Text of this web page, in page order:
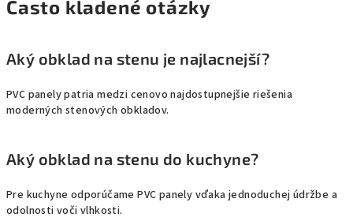
Často kladené otázky
Aký obklad na stenu je najlacnejší?
PVC panely patria medzi cenovo najdostupnejšie riešenia
moderných stenových obkladov.
Aký obklad na stenu do kuchyne?
Pre kuchyne odporúčame PVC panely vďaka jednoduchej údržbe a
odolnosti voči vlhkosti.